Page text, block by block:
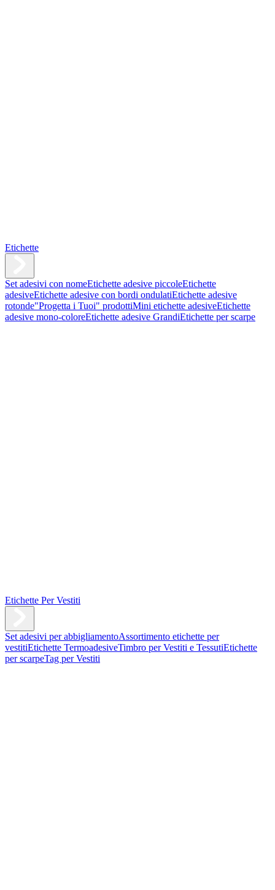
Etichette
Set adesivi con nomeEtichette adesive piccoleEtichette
adesiveEtichette adesive con bordi ondulatiEtichette adesive
rotonde"Progetta i Tuoi" prodottiMini etichette adesiveEtichette
adesive mono-coloreEtichette adesive GrandiEtichette per scarpe
Etichette Per Vestiti
Set adesivi per abbigliamentoAssortimento etichette per
vestitiEtichette TermoadesiveTimbro per Vestiti e TessutiEtichette
per scarpeTag per Vestiti